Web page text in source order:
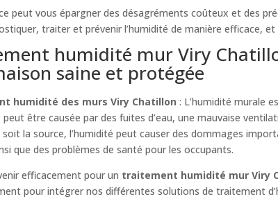
peut vous épargner des désagréments coûteux et des
traiter et prévenir l’humidité de manière efficace,
humidité mur Viry
saine et protégée
humidité des murs Viry Chatillon : L’humidité murale
peut être causée par des fuites d’eau, une mauvaise
soit la source, l’humidité peut causer des dommages
que des problèmes de santé pour les occupants.
efficacement pour un traitement humidité mur Viry
pour intégrer nos différentes solutions de traitement